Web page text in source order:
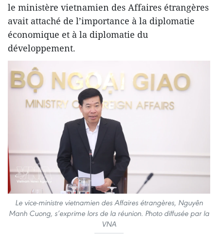
le ministère vietnamien des Affaires étrangères
avait attaché de l’importance à la diplomatie
économique et à la diplomatie du
développement.
Le vice-ministre vietnamien des Affaires étrangères, Nguyên
Manh Cuong, s’exprime lors de la réunion. Photo diffusée par la
VNA